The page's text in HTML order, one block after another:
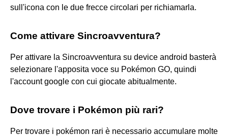
sull'icona con le due frecce circolari per richiamarla.
Come attivare Sincroavventura?
Per attivare la Sincroavventura su device android basterà
selezionare l'apposita voce su Pokémon GO, quindi
l'account google con cui giocate abitualmente.
Dove trovare i Pokémon più rari?
Per trovare i pokémon rari è necessario accumulare molte